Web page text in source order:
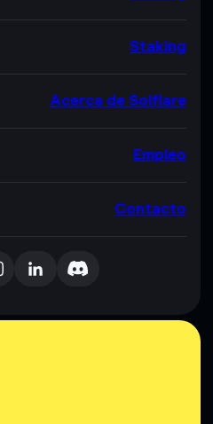
Staking
Acerca de Solflare
Empleo
Contacto